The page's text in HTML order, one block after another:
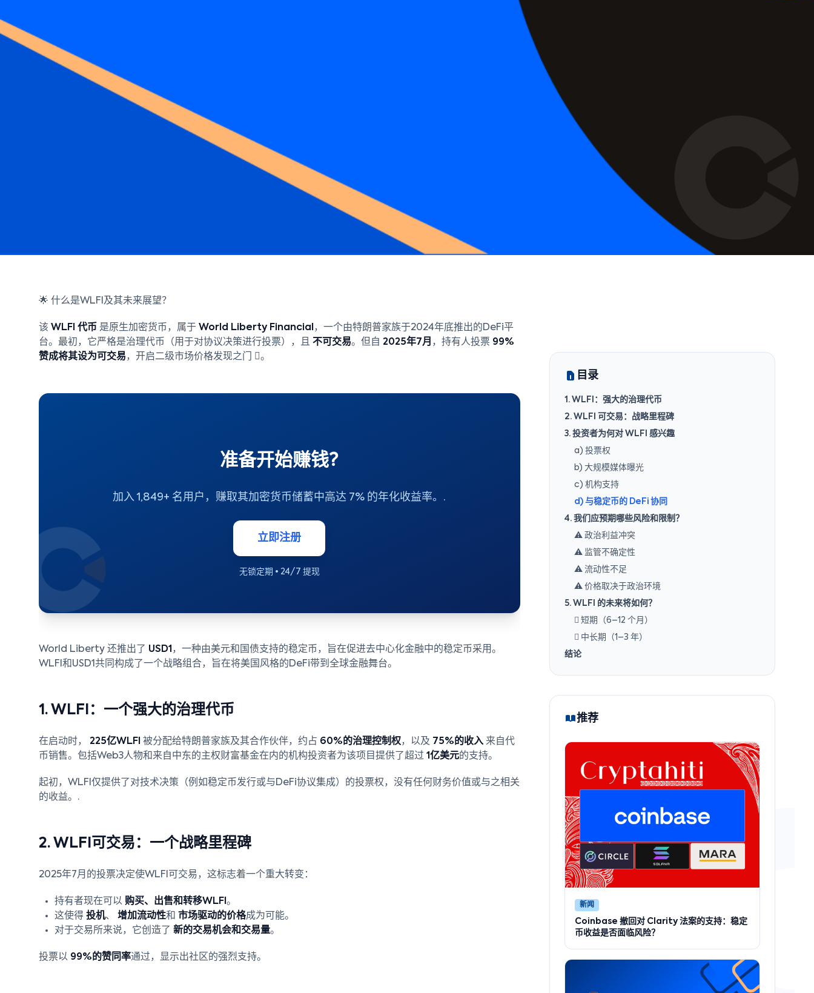
🌟 什么是WLFI及其未来展望？
该 WLFI 代币 是原生加密货币，属于 World Liberty Financial ，一个由特朗普家族于2024年底推出的DeFi平
台。最初，它严格是治理代币（用于对协议决策进行投票），且 不可交易。但自 2025年7月 ，持有人投票 99%
赞成将其设为可交易，开启二级市场价格发现之门 ️。
准备开始赚钱?
加入 1,849+ 名用户，赚取其加密货币储蓄中高达 7% 的年化收益率。.
立即注册
无锁定期 • 24/7 提现
World Liberty 还推出了 USD1 ，一种由美元和国债支持的稳定币，旨在促进去中心化金融中的稳定币采用。
WLFI和USD1共同构成了一个战略组合，旨在将美国风格的DeFi带到全球金融舞台。
1. WLFI：一个强大的治理代币
在启动时， 225亿WLFI 被分配给特朗普家族及其合作伙伴，约占 60%的治理控制权，以及 75%的收入 来自代
币销售。包括Web3人物和来自中东的主权财富基金在内的机构投资者为该项目提供了超过 1亿美元的支持。
起初，WLFI仅提供了对技术决策（例如稳定币发行或与DeFi协议集成）的投票权，没有任何财务价值或与之相关
的收益。.
2. WLFI可交易：一个战略里程碑
2025年7月的投票决定使WLFI可交易，这标志着一个重大转变：
持有者现在可以 购买、出售和转移WLFI 。
这使得 投机、 增加流动性和 市场驱动的价格成为可能。
对于交易所来说，它创造了 新的交易机会和交易量。
投票以 99%的赞同率通过，显示出社区的强烈支持。
目录
1. WLFI：强大的治理代币
2. WLFI 可交易：战略里程碑
3. 投资者为何对 WLFI 感兴趣
a) 投票权
b) 大规模媒体曝光
c) 机构支持
d) 与稳定币的 DeFi 协同
4. 我们应预期哪些风险和限制？
⚠️ 政治利益冲突
⚠️ 监管不确定性
⚠️ 流动性不足
⚠️ 价格取决于政治环境
5. WLFI 的未来将如何？
️ 短期（6–12 个月）
 中长期（1–3 年）
结论
推荐
新闻
Coinbase 撤回对 Clarity 法案的支持：稳定
币收益是否面临风险？